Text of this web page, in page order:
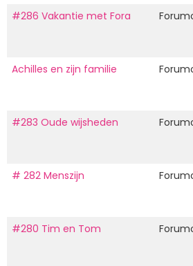
#286 Vakantie met Fora
Achilles en zijn familie
#283 Oude wijsheden
# 282 Menszijn
#280 Tim en Tom